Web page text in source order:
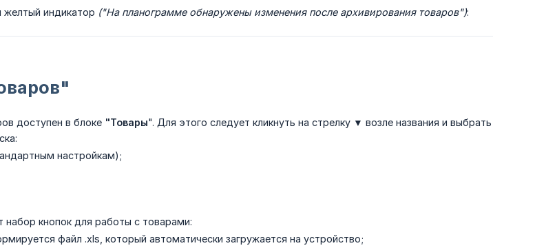
желтый индикатор ("На планограмме обнаружены изменения после архивирования товаров"):
доступен в блоке "Товары". Для этого следует кликнуть на стрелку ▼ возле названия и выбрать
настройкам);
кнопок для работы с товарами:
файл .xls, который автоматически загружается на устройство;